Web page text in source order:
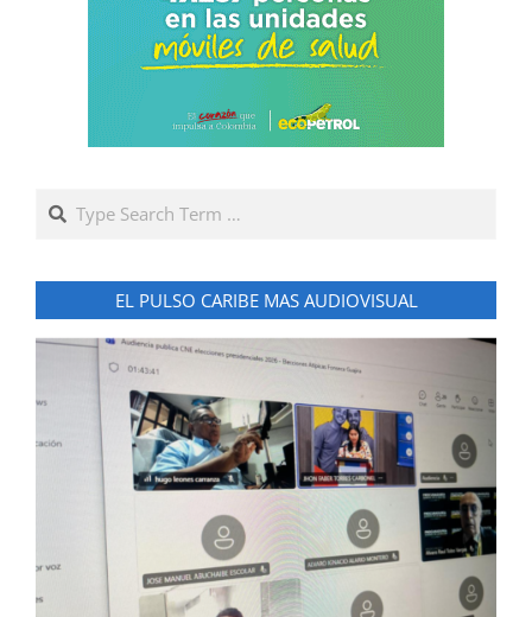
Search
EL PULSO CARIBE MAS AUDIOVISUAL